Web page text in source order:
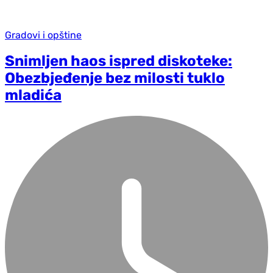
Gradovi i opštine
Snimljen haos ispred diskoteke:
Obezbjeđenje bez milosti tuklo
mladića